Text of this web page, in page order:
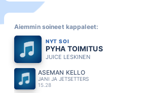
Aiemmin soineet kappaleet:
NYT SOI
PYHA TOIMITUS
JUICE LESKINEN
ASEMAN KELLO
JANI JA JETSETTERS
15.28